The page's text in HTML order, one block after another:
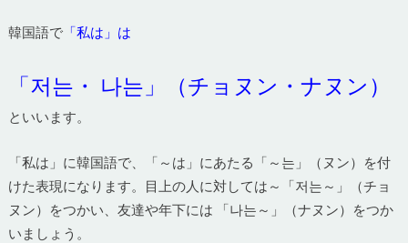
韓国語で「私は」は
「저는・ 나는」（チョヌン・ナヌン）
といいます。
「私は」に韓国語で、「～は」にあたる「～는」（ヌン）を付
けた表現になります。目上の人に対しては～「저는～」（チョ
ヌン）をつかい、友達や年下には 「나는～」（ナヌン）をつか
いましょう。